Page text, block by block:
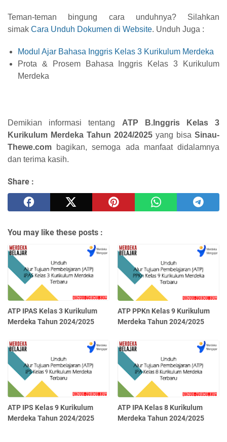
Teman-teman bingung cara unduhnya? Silahkan
simak Cara Unduh Dokumen di Website. Unduh Juga :
Modul Ajar Bahasa Inggris Kelas 3 Kurikulum Merdeka
Prota & Prosem Bahasa Inggris Kelas 3 Kurikulum
Merdeka
Demikian informasi tentang ATP B.Inggris Kelas 3
Kurikulum Merdeka Tahun 2024/2025 yang bisa Sinau-
Thewe.com bagikan, semoga ada manfaat didalamnya
dan terima kasih.
Share :
You may like these posts :
ATP IPAS Kelas 3 Kurikulum
Merdeka Tahun 2024/2025
ATP PPKn Kelas 9 Kurikulum
Merdeka Tahun 2024/2025
ATP IPS Kelas 9 Kurikulum
Merdeka Tahun 2024/2025
ATP IPA Kelas 8 Kurikulum
Merdeka Tahun 2024/2025